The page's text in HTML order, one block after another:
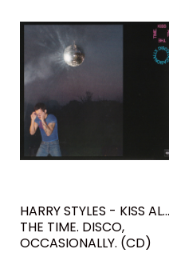
HARRY STYLES - KISS ALL
THE TIME. DISCO,
OCCASIONALLY. (CD)